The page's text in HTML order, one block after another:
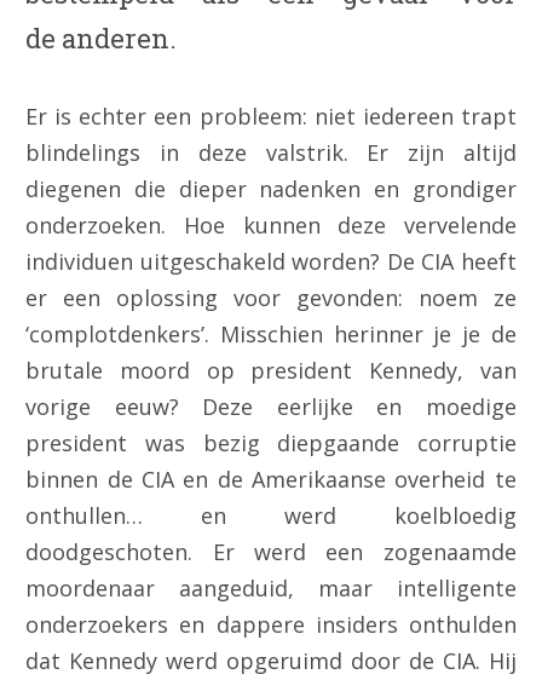
de anderen.
Er is echter een probleem: niet iedereen trapt
blindelings in deze valstrik. Er zijn altijd
diegenen die dieper nadenken en grondiger
onderzoeken. Hoe kunnen deze vervelende
individuen uitgeschakeld worden? De CIA heeft
er een oplossing voor gevonden: noem ze
‘complotdenkers’. Misschien herinner je je de
brutale moord op president Kennedy, van
vorige eeuw? Deze eerlijke en moedige
president was bezig diepgaande corruptie
binnen de CIA en de Amerikaanse overheid te
onthullen… en werd koelbloedig
doodgeschoten. Er werd een zogenaamde
moordenaar aangeduid, maar intelligente
onderzoekers en dappere insiders onthulden
dat Kennedy werd opgeruimd door de CIA. Hij